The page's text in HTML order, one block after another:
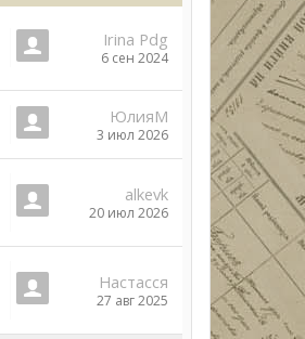
Irina Pdg
6 сен 2024
ЮлияМ
3 июл 2026
alkevk
20 июл 2026
Настасся
27 авг 2025